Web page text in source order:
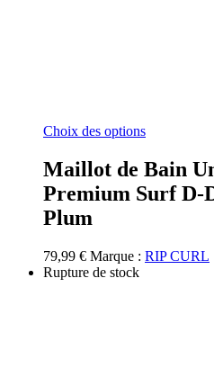
Choix des optionsCe
a
plusieurs
variations.
être
Maillot de Bain
Premium Surf D-
Plum
79,99 € Marque : RIP CURL
Rupture de stock